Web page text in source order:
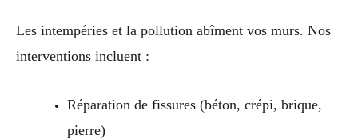
Les intempéries et la pollution abîment vos murs. Nos
interventions incluent :
Réparation de fissures (béton, crépi, brique,
pierre)